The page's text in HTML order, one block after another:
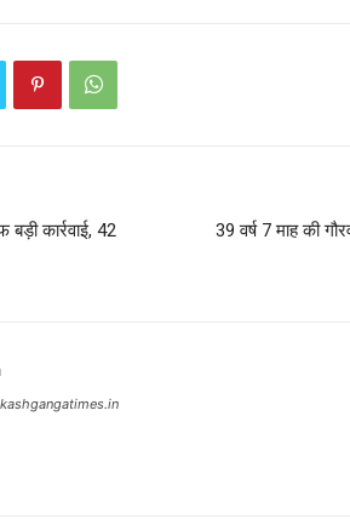
कार्रवाई, 42
39 वर्ष 7 माह की